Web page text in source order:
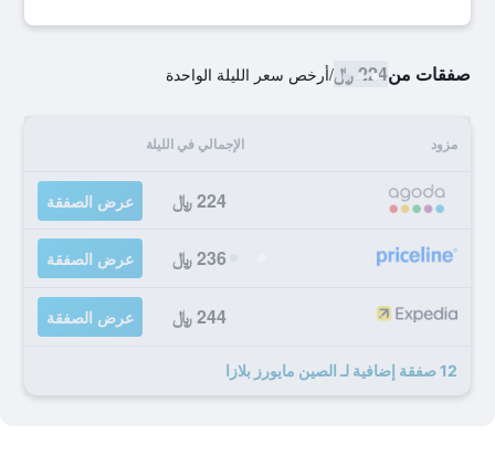
صفقات من224 ﷼ /أرخص سعر الليلة الواحدة
مزود الإجمالي في الليلة
224 ﷼ عرض الصفقة
236 ﷼ عرض الصفقة
244 ﷼ عرض الصفقة
12 صفقة إضافية لـ الصين مايورز بلازا